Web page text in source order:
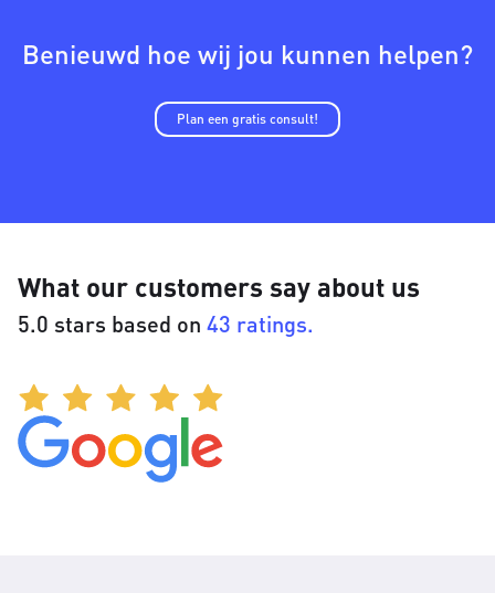
Benieuwd hoe wij jou kunnen helpen?
Plan een gratis consult!
What our customers say about us
5.0 stars based on 43 ratings.